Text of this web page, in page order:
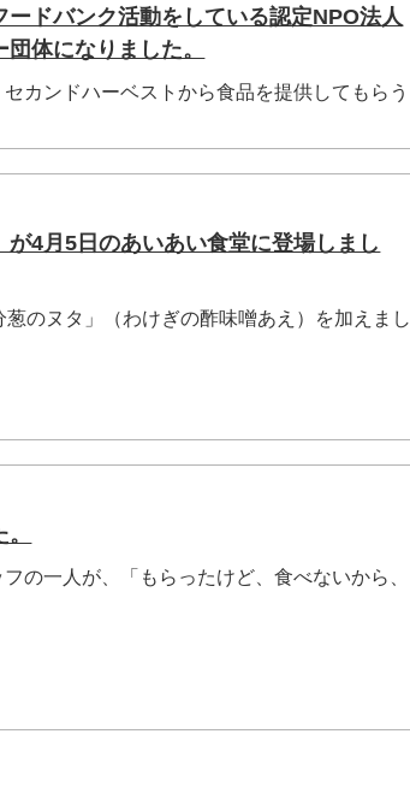
ドバンク活動をしている認定NPO法人
体になりました。
カンドハーベストから食品を提供してもらう
4月5日のあいあい食堂に登場しまし
のヌタ」（わけぎの酢味噌あえ）を加えまし
の一人が、「もらったけど、食べないから、